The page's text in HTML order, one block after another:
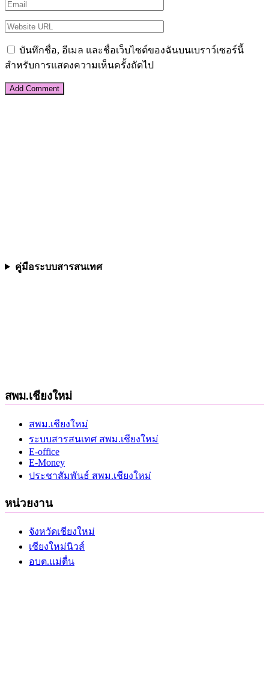
บันทึกชื่อ, อีเมล และชื่อเว็บไซต์ของฉันบนเบราว์เซอร์นี้
สำหรับการแสดงความเห็นครั้งถัดไป
คู่มือระบบสารสนเทศ
สพม.เชียงใหม่
สพม.เชียงใหม่
ระบบสารสนเทศ สพม.เชียงใหม่
E-office
E-Money
ประชาสัมพันธ์ สพม.เชียงใหม่
หน่วยงาน
จังหวัดเชียงใหม่
เชียงใหม่นิวส์
อบต.แม่ตื่น